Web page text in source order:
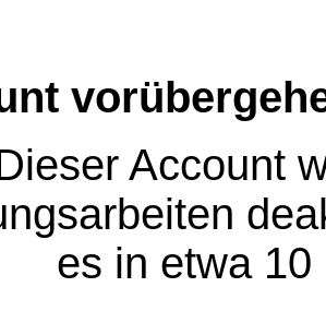
Account
es in etwa